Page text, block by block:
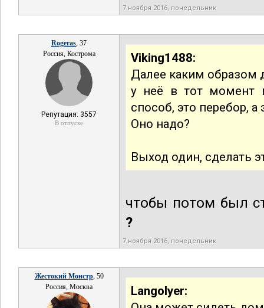
7 ноября 2016, понедельник
Rogeras, 37
Россия, Кострома
Репутация: 3557
В отпуске
Viking1488:
Далее каким образом
у неё в тот момент
способ, это перебор,
Оно надо?
Выход один, сделать
чтобы потом был
?
7 ноября 2016, понедельник
Жестокий Монстр, 50
Россия, Москва
Langolyer: